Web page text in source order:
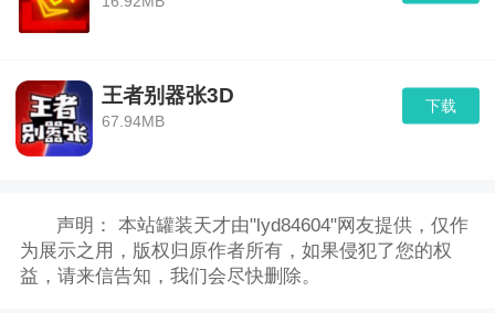
王者别器张3D
67.94MB
下载
声明：
本站罐装天才由"lyd84604"网友提供，仅作
为展示之用，版权归原作者所有，如果侵犯了您的权
益，请来信告知，我们会尽快删除。